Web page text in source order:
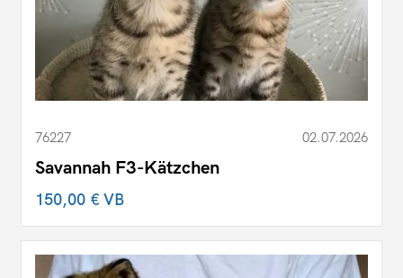
76227 02.07.2026
Savannah F3-Kätzchen
150,00 €VB